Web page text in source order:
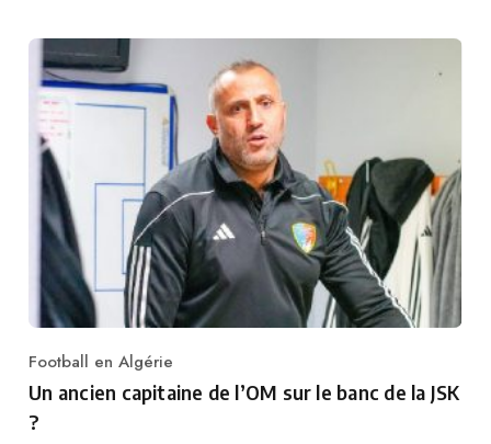
Category
Football en Algérie
Un ancien capitaine de l’OM sur le banc de la JSK
?